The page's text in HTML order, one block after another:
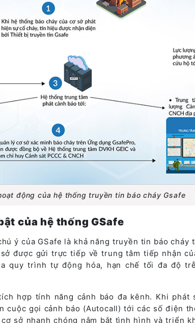
động của hệ thống truyền tin báo cháy Gsafe
của hệ thống GSafe
ý của GSafe là khả năng truyền tin báo cháy
được gửi trực tiếp về trung tâm tiếp nhận
quy trình tự động hóa, hạn chế tối đa độ
hợp tính năng cảnh báo đa kênh. Khi phát
cuộc gọi cảnh báo (Autocall) tới các số điện
sở nhanh chóng nắm bắt tình hình và triển